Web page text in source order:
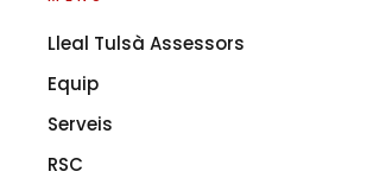
Lleal Tulsà Assessors
Equip
Serveis
RSC